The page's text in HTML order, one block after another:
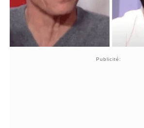
Publicité: